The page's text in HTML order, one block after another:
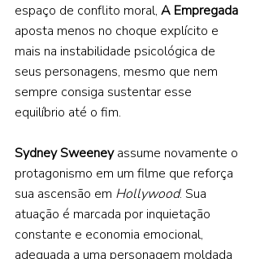
espaço de conflito moral, A Empregada
aposta menos no choque explícito e
mais na instabilidade psicológica de
seus personagens, mesmo que nem
sempre consiga sustentar esse
equilíbrio até o fim.
Sydney Sweeney assume novamente o
protagonismo em um filme que reforça
sua ascensão em Hollywood. Sua
atuação é marcada por inquietação
constante e economia emocional,
adequada a uma personagem moldada